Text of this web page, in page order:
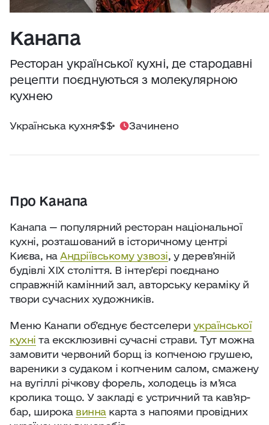
Про нас
Співпраця
місця Києва
Практичні поради
Джерело:openweathermap.org
Канапа
Ресторан української кухні, де стародавні
рецепти поєднуються з молекулярною
кухнею
Українська кухня $$ Зачинено
Про Канапа
Канапа — популярний ресторан національної
кухні, розташований в історичному центрі
Києва, наАндріївському узвозі, у дерев’яній
будівлі ХІХ століття. В інтер’єрі поєднано
справжній камінний зал, авторську кераміку й
твори сучасних художників.
Меню Канапи об’єднує бестселери української
кухні та ексклюзивні сучасні страви. Тут можна
замовити червоний борщ із копченою грушею,
вареники з судаком і копченим салом, смажену
на вугіллі річкову форель, холодець із м’яса
кролика тощо. У закладі є устричний та кав’яр-
бар, широка виннакарта з напоями провідних